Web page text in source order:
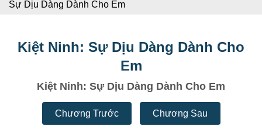
Sự Dịu Dàng Dành Cho Em
Kiệt Ninh: Sự Dịu Dàng Dành Cho
Em
Kiệt Ninh: Sự Dịu Dàng Dành Cho Em
Chương Trước Chương Sau